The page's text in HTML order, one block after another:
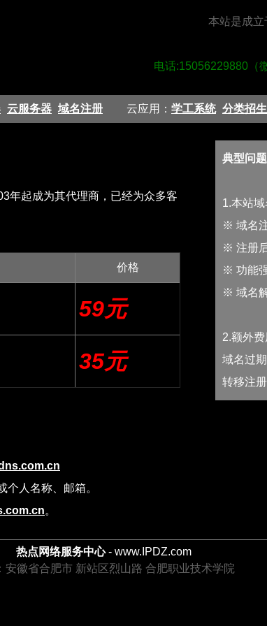
本站是成立
电话:15056229880
云服务器 域名注册 云应用： 学工系统 分类招生
年起成为其代理商，已经为众多客
价格
59元
35元
个人名称、邮箱。
。
典型问题
1.本站域
※ 域名
※ 注册
※ 功能
※ 域名
2.额外费
域名过
转移注
热点网络服务中心- www.IPDZ.com
安徽省合肥市 新站区烈山路 合肥职业技术学院